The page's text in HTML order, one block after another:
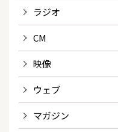
ラジオ
CM
映像
ウェブ
マガジン